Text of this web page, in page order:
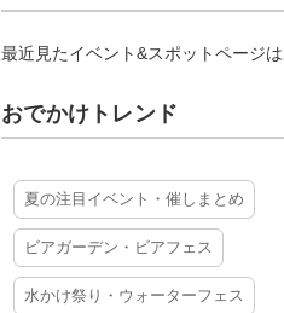
最近見たイベント&スポットページは
おでかけトレンド
夏の注目イベント・催しまとめ
ビアガーデン・ビアフェス
水かけ祭り・ウォーターフェス